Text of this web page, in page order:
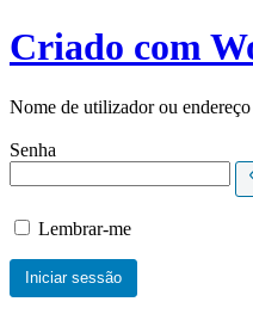
Criado com
Nome de utilizador ou
Senha
Lembrar-me